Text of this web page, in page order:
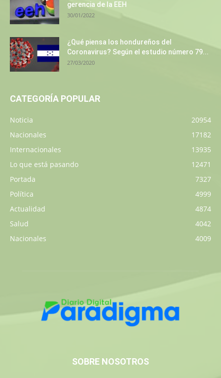
gerencia de la EEH
30/01/2022
¿Qué piensa los hondureños del
Coronavirus? Según el estudio número 79...
27/03/2020
CATEGORÍA POPULAR
Noticia
20954
Nacionales
17182
Internacionales
13935
Lo que está pasando
12471
Portada
7327
Política
4999
Actualidad
4874
Salud
4042
Nacionales
4009
SOBRE NOSOTROS